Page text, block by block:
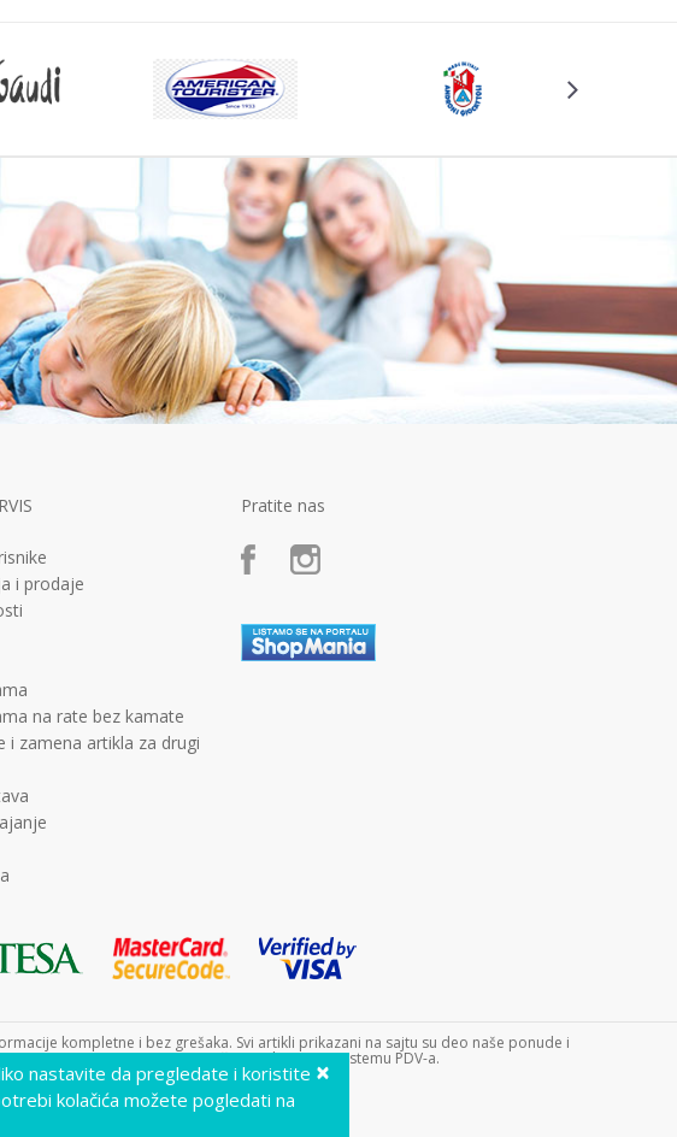
i prodaje
na rate bez kamate
i zamena artikla za drugi
Pratite nas
kompletne i bez grešaka. Svi artikli prikazani na sajtu su deo naše ponude i
na +381 11 452 9240. Dečji sajt doo nije u sistemu PDV-a.
zadržana.
×
nastavite da pregledate i koristite
kolačića možete pogledati na